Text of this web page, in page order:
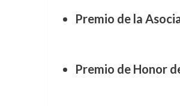
Premio de la
Premio de Honor